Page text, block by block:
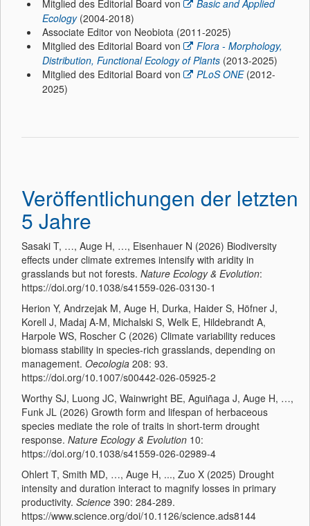
Mitglied des Editorial Board von
Basic and Applied
Ecology(2004-2018)
Associate Editor von Neobiota (2011-2025)
Mitglied des Editorial Board von
Flora - Morphology,
Distribution, Functional Ecology of Plants (2013-2025)
Mitglied des Editorial Board von
PLoS ONE(2012-
2025)
Veröffentlichungen der letzten
5 Jahre
Sasaki T, …, Auge H, …, Eisenhauer N (2026) Biodiversity
effects under climate extremes intensify with aridity in
grasslands but not forests. Nature Ecology & Evolution:
https://doi.org/10.1038/s41559-026-03130-1
Herion Y, Andrzejak M, Auge H, Durka, Haider S, Höfner J,
Korell J, Madaj A-M, Michalski S, Welk E, Hildebrandt A,
Harpole WS, Roscher C (2026) Climate variability reduces
biomass stability in species-rich grasslands, depending on
management. Oecologia 208: 93.
https://doi.org/10.1007/s00442-026-05925-2
Worthy SJ, Luong JC, Wainwright BE, Aguiñaga J, Auge H, …,
Funk JL (2026) Growth form and lifespan of herbaceous
species mediate the role of traits in short-term drought
response. Nature Ecology & Evolution 10:
https://doi.org/10.1038/s41559-026-02989-4
Ohlert T, Smith MD, …, Auge H, ..., Zuo X (2025) Drought
intensity and duration interact to magnify losses in primary
productivity. Science 390: 284-289.
https://www.science.org/doi/10.1126/science.ads8144